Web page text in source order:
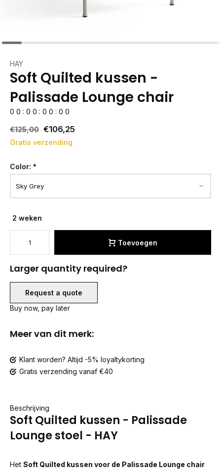
HAY
Soft Quilted kussen -
Palissade Lounge chair
0 0 : 0 0 : 0 0 : 0 0
€125,00 €106,25
Gratis verzending
Color: *
2 weken
Toevoegen
Larger quantity required?
Request a quote
Buy now, pay later
Meer van dit merk:
Klant worden? Altijd -5% loyaltykorting
Gratis verzending vanaf €40
Beschrijving
Soft Quilted kussen - Palissade
Lounge stoel - HAY
Het Soft Quilted kussen voor de Palissade Lounge chair